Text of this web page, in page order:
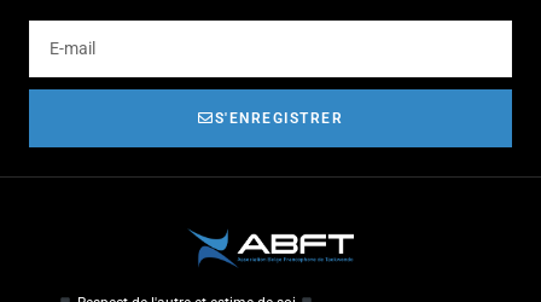
S'ENREGISTRER